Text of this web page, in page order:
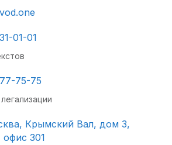
01-01
75-75
Крымский Вал, дом 3,
офис 301